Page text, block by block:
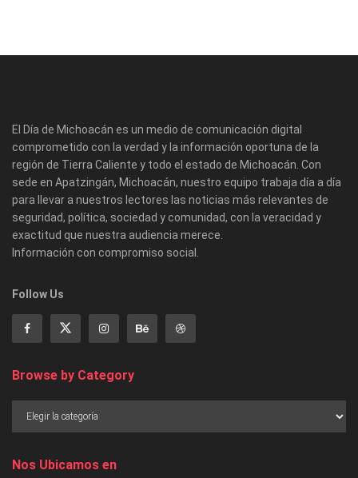
El Día de Michoacán es un medio de comunicación digital
comprometido con la verdad y la información oportuna de la
región de Tierra Caliente y todo el estado de Michoacán. Con
sede en Apatzingán, Michoacán, nuestro equipo trabaja día a día
para llevar a nuestros lectores las noticias más relevantes de
seguridad, política, sociedad y comunidad, con la veracidad y
exactitud que nuestra audiencia merece.
Información con compromiso social.
Follow Us
Browse by Category
Nos Ubicamos en